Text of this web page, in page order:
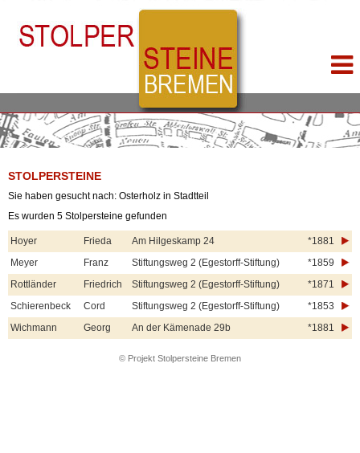
STOLPERSTEINE
Sie haben gesucht nach: Osterholz in Stadtteil
Es wurden 5 Stolpersteine gefunden
Hoyer Frieda Am Hilgeskamp 24
*1881
Meyer
Franz Stiftungsweg 2 (Egestorff-Stiftung)
*1859
Rottländer
Friedrich Stiftungsweg 2 (Egestorff-Stiftung)
*1871
Schierenbeck
Cord Stiftungsweg 2 (Egestorff-Stiftung)
*1853
Wichmann
Georg An der Kämenade 29b *1881
© Projekt Stolpersteine Bremen